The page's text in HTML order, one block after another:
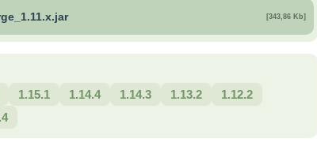
[343,86 Kb]
1.15.1 1.14.4 1.14.3 1.13.2
1.12.2